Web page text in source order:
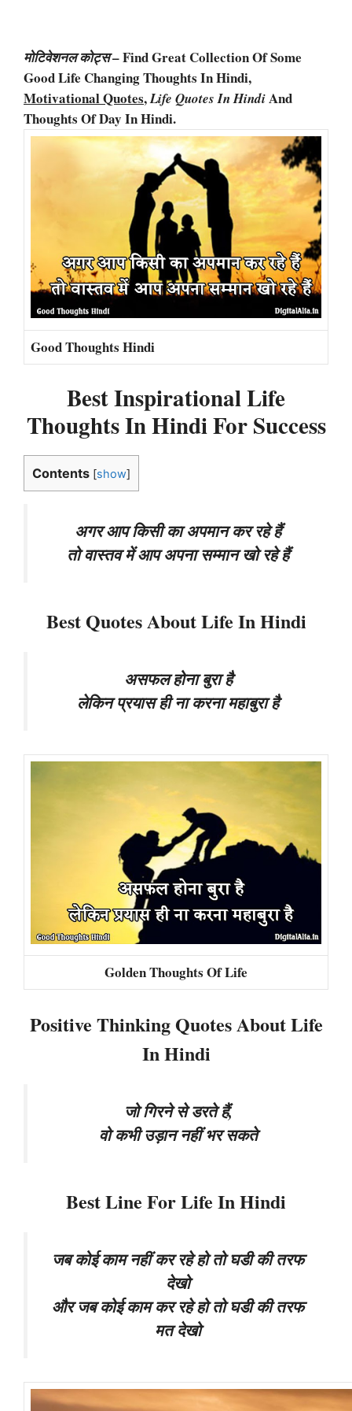
मोटिवेशनल कोट्स– Find Great Collection Of Some
Good Life Changing Thoughts In Hindi,
Motivational Quotes,Life Quotes In HindiAnd
Thoughts Of Day In Hindi.
Good Thoughts Hindi
Best Inspirational Life
Thoughts In Hindi For Success
Contents [show]
अगर आप किसी का अपमान कर रहे हैं
तो वास्तव में आप अपना सम्मान खो रहे हैं
Best Quotes About Life In Hindi
असफल होना बुरा है
लेकिन प्रयास ही ना करना महाबुरा है
Golden Thoughts Of Life
Positive Thinking Quotes About Life
In Hindi
जो गिरने से डरते हैं,
वो कभी उड़ान नहीं भर सकते
Best Line For Life In Hindi
जब कोई काम नहीं कर रहे हो तो घडी की तरफ
देखो
और जब कोई काम कर रहे हो तो घडी की तरफ
मत देखो